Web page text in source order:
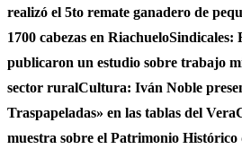
realizó el 5to remate ganadero de
1700 cabezas en Riachuelo
publicaron un estudio sobre trabajo
sector ruralCultura: Iván Noble
Traspapeladas» en las tablas del Vera
muestra sobre el Patrimonio Histórico